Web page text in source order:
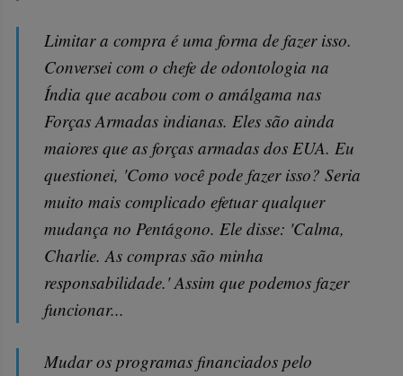
Limitar a compra é uma forma de fazer isso.
Conversei com o chefe de odontologia na
Índia que acabou com o amálgama nas
Forças Armadas indianas. Eles são ainda
maiores que as forças armadas dos EUA. Eu
questionei, 'Como você pode fazer isso? Seria
muito mais complicado efetuar qualquer
mudança no Pentágono. Ele disse: 'Calma,
Charlie. As compras são minha
responsabilidade.' Assim que podemos fazer
funcionar...
Mudar os programas financiados pelo